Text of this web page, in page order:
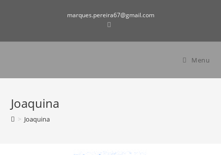
marques.pereira67@gmail.com
Menu
Joaquina
> Joaquina